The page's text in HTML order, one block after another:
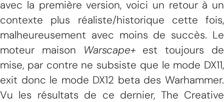
avec la première version, voici un retour à un
contexte plus réaliste/historique cette fois,
malheureusement avec moins de succès. Le
moteur maison Warscape+est toujours de
mise, par contre ne subsiste que le mode DX11,
exit donc le mode DX12 beta des Warhammer.
Vu les résultats de ce dernier, The Creative